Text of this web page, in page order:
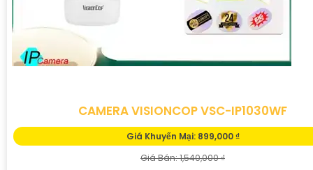
CAMERA VISIONCOP VSC-IP1030WF
Giá Khuyến Mại: 899,000 ₫
Giá Bán: 1,540,000 ₫